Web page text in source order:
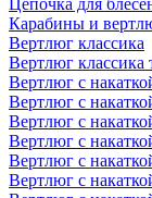
Цепочка для
Карабины и
Вертлюг классика
Вертлюг классика
Вертлюг с
Вертлюг с
Вертлюг с
Вертлюг с
Вертлюг с
Вертлюг с